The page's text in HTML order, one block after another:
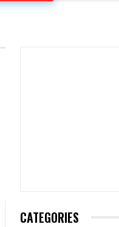
CATEGORIES